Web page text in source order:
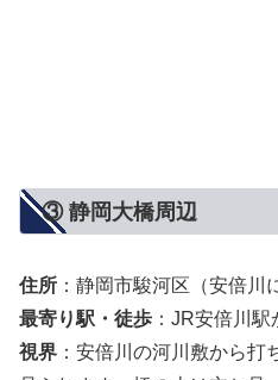
③ 静岡大橋周辺
住所 ：静岡市駿河区（安倍川
最寄り駅・徒歩 ：JR安倍川
視界 ：安倍川の河川敷から打